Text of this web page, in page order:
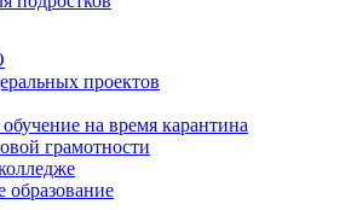
проектов
на время карантина
грамотности
образование